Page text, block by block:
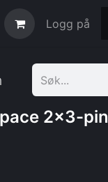
Logg på
2x3-pin